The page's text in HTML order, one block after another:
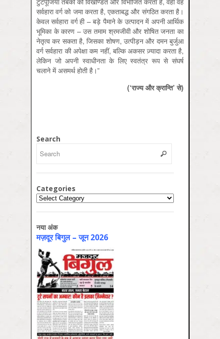
सर्वहारा वर्ग को जमा करता है, एकताबद्ध और संगठित करता है।
केवल सर्वहारा वर्ग ही – बड़े पैमाने के उत्पादन में अपनी आर्थिक
भूमिका के कारण – उस तमाम श्रमजीवी और शोषित जनता का
नेतृत्व कर सकता है, जिसका शोषण, उत्पीड़न और दमन बुर्जुआ
वर्ग सर्वहारा की अपेक्षा कम नहीं, बल्कि अकसर ज़्यादा करता है,
लेकिन जो अपनी स्वाधीनता के लिए स्वतंत्र रूप से संघर्ष
चलाने में असमर्थ होती है।”
(‘राज्यऔरक्रान्ति’से)
Search
Categories
Categories
नया अंक
मज़दूर बिगुल – जून 2026